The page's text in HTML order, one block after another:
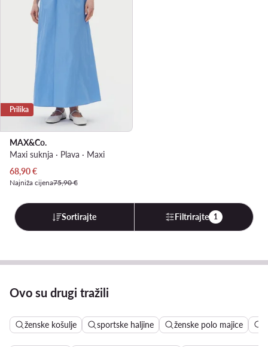
Prilika
MAX&Co.
Maxi suknja · Plava · Maxi
Trenutna cijena
68,90€
Najniža cijena75,90 €
Sortirajte Filtrirajte 1
Ovo su drugi tražili
ženske košulje sportske haljine ženske polo majice